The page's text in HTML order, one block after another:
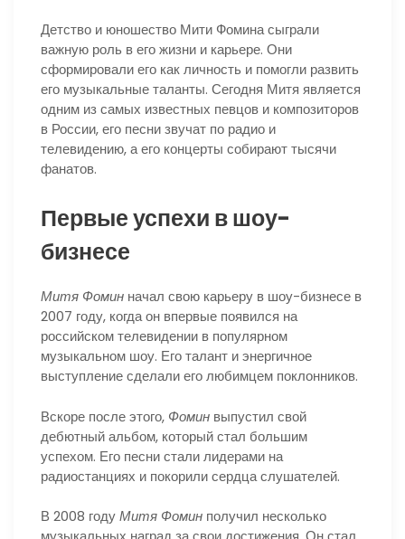
Детство и юношество Мити Фомина сыграли
важную роль в его жизни и карьере. Они
сформировали его как личность и помогли развить
его музыкальные таланты. Сегодня Митя является
одним из самых известных певцов и композиторов
в России, его песни звучат по радио и
телевидению, а его концерты собирают тысячи
фанатов.
Первые успехи в шоу-
бизнесе
Митя Фомин начал свою карьеру в шоу-бизнесе в
2007 году, когда он впервые появился на
российском телевидении в популярном
музыкальном шоу. Его талант и энергичное
выступление сделали его любимцем поклонников.
Вскоре после этого, Фомин выпустил свой
дебютный альбом, который стал большим
успехом. Его песни стали лидерами на
радиостанциях и покорили сердца слушателей.
В 2008 годуМитя Фомин получил несколько